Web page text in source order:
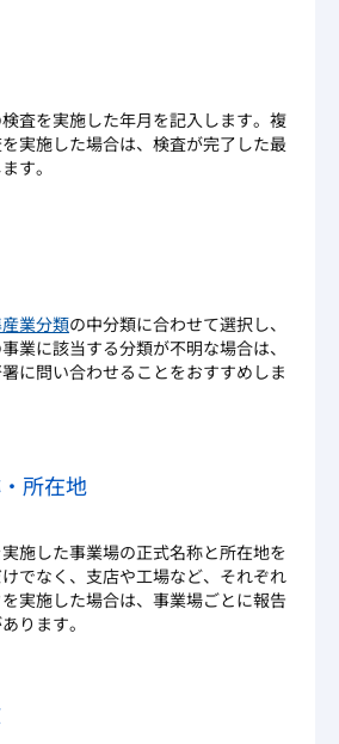
査を実施した年月を記入します。複
実施した場合は、検査が完了した最
す。
業分類の中分類に合わせて選択し、
業に該当する分類が不明な場合は、
に問い合わせることをおすすめしま
所在地
施した事業場の正式名称と所在地を
でなく、支店や工場など、それぞれ
実施した場合は、事業場ごとに報告
ります。